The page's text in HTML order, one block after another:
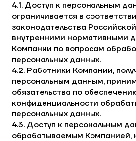
4.1. Доступ к персональным
ограничивается в
законодательства
внутренними нормативными
Компании по вопросам
персональных данных.
4.2. Работники Компании,
персональным данным,
обязательства по
конфиденциальности
персональных данных.
4.3. Доступ к персональным
обрабатываемым Компанией,